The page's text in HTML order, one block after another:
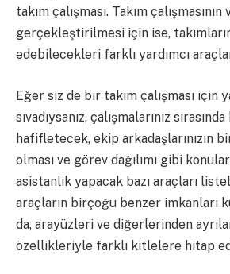
takım çalışması. Takım
gerçekleştirilmesi için ise,
edebilecekleri farklı yardımcı
Eğer siz de bir takım çalışması için
sıvadıysanız, çalışmalarınız
hafifletecek, ekip arkadaşlarınızın
olması ve görev dağılımı gibi
asistanlık yapacak bazı araçları
araçların birçoğu benzer imkanları
da, arayüzleri ve diğerlerinden
özellikleriyle farklı kitlelere hitap